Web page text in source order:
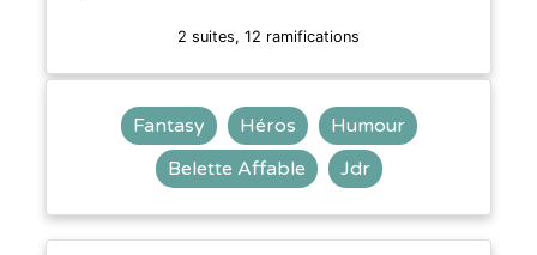
2 suites, 12 ramifications
Fantasy Héros
Humour
Belette Affable
Jdr